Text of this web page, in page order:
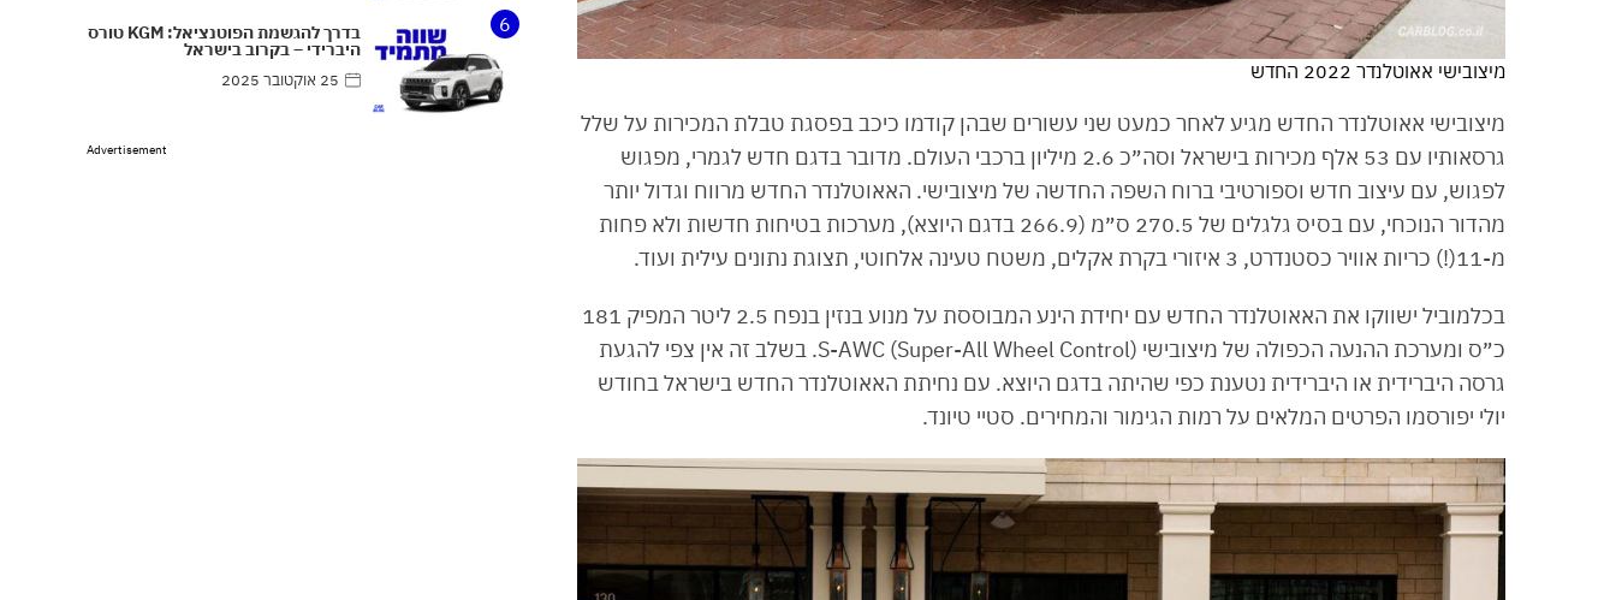
מיצובישי אאוטלנדר 2022 החדש
מיצובישי אאוטלנדר החדש מגיע לאחר כמעט שני עשורים שבהן קודמו כיכב בפסגת טבלת המכירות על שלל
גרסאותיו עם 53 אלף מכירות בישראל וסה״כ 2.6 מיליון ברכבי העולם. מדובר בדגם חדש לגמרי, מפגוש
לפגוש, עם עיצוב חדש וספורטיבי ברוח השפה החדשה של מיצובישי. האאוטלנדר החדש מרווח וגדול יותר
מהדור הנוכחי, עם בסיס גלגלים של 270.5 ס״מ (266.9 בדגם היוצא), מערכות בטיחות חדשות ולא פחות
מ-11(!) כריות אוויר כסטנדרט, 3 איזורי בקרת אקלים, משטח טעינה אלחוטי, תצוגת נתונים עילית ועוד.
בכלמוביל ישווקו את האאוטלנדר החדש עם יחידת הינע המבוססת על מנוע בנזין בנפח 2.5 ליטר המפיק 181
כ״ס ומערכת ההנעה הכפולה של מיצובישי S-AWC (Super-All Wheel Control). בשלב זה אין צפי להגעת
גרסה היברידית או היברידית נטענת כפי שהיתה בדגם היוצא. עם נחיתת האאוטלנדר החדש בישראל בחודש
יולי יפורסמו הפרטים המלאים על רמות הגימור והמחירים. סטיי טיונד.
6 בדרך להגשמת הפוטנציאל: KGM טורס
היברידי – בקרוב בישראל
25 אוקטובר 2025
Advertisement